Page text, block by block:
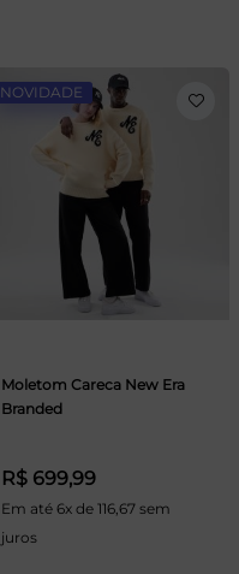
NOVIDADE
Moletom Careca New Era
Branded
R$ 699,99
Em até 6x de 116,67 sem
juros